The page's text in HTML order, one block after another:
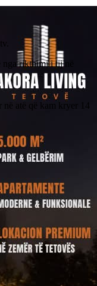
rikthimi i tij në
atë që kam kryer 14